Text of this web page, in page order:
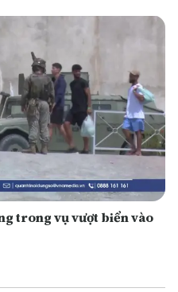
trong vụ vượt biển vào